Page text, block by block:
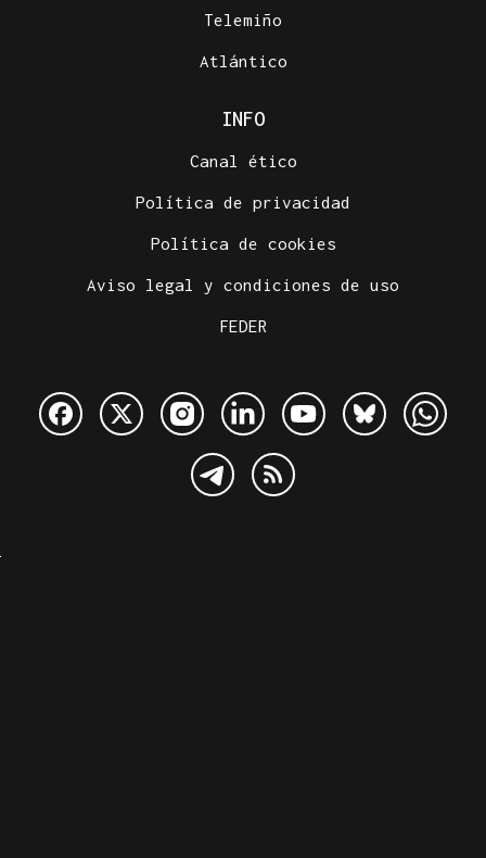
Telemiño
Atlántico
INFO
Canal ético
Política de privacidad
Política de cookies
Aviso legal y condiciones de uso
FEDER